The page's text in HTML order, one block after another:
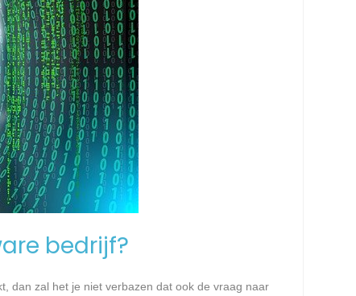
bedrijf?
dan zal het je niet verbazen dat ook de vraag naar